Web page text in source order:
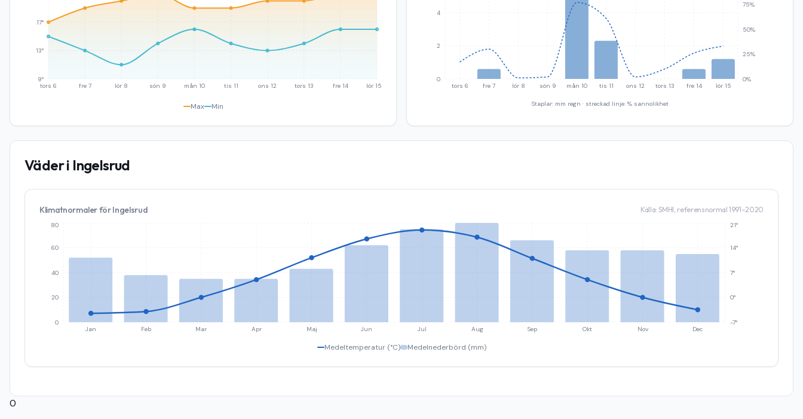
tors 6 fre 7 lör 8 sön 9 mån 10 tis 11 ons 12 tors 13 fre 14 lör 15
9°
13°
17°
Max Min
tors 6 fre 7 lör 8 sön 9 mån 10 tis 11 ons 12 tors 13 fre 14 lör 15
0
2
4
0%
25%
50%
75%
Staplar: mm regn · streckad linje: % sannolikhet
Väder i Ingelsrud
Klimatnormaler förIngelsrud Källa: SMHI, referensnormal 1991–2020
Jan Feb Mar Apr Maj Jun Jul Aug Sep Okt Nov Dec
0
20
40
60
80
-7°
0°
7°
14°
21°
Medeltemperatur (°C) Medelnederbörd (mm)
0